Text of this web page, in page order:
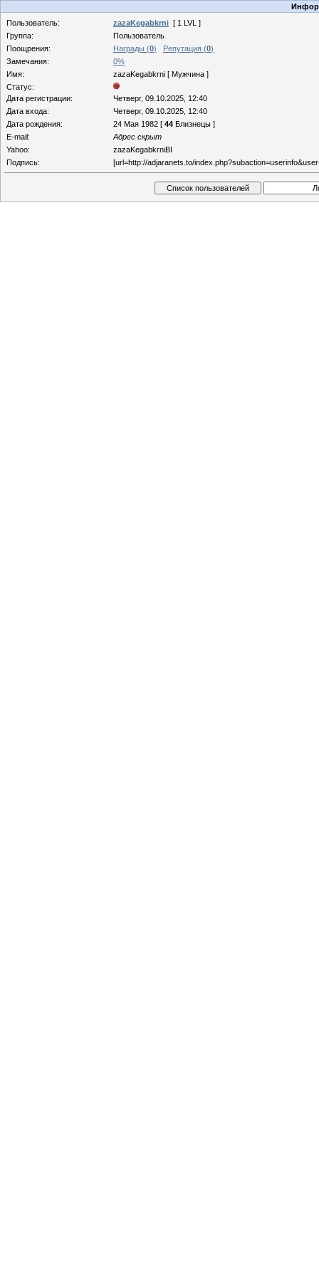
Пользователь:
zazaKegabkrni [ 1 LVL ]
Группа:
Пользователь
Поощрения:
Награды (0) Репутация (0)
Замечания:
0%
Имя:
zazaKegabkrni [ Мужчина ]
Статус:
Дата регистрации:
Четверг, 09.10.2025, 12:40
Дата входа:
Четверг, 09.10.2025, 12:40
Дата рождения:
24 Мая 1982 [ 44 Близнецы ]
E-mail:
Адрес скрыт
Yahoo:
zazaKegabkrniBI
Подпись:
[url=http://adjaranets.to/